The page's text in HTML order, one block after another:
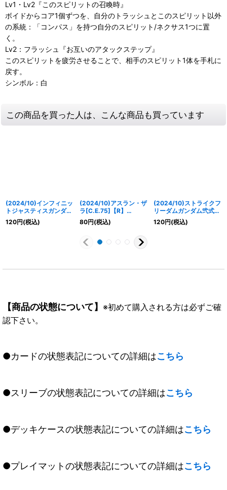
Lv1・Lv2『このスピリットの召喚時』
ボイドからコア1個ずつを、自分のトラッシュとこのスピリット以外
の系統：「コンパス」を持つ自分のスピリット/ネクサス1つに置
く。
Lv2：フラッシュ『お互いのアタックステップ』
このスピリットを疲労させることで、相手のスピリット1体を手札に
戻す。
シンボル：白
この商品を買った人は、こんな商品も買っています
(2024/10)インフィニッ
トジャスティスガンダム
弐式【X】{CBX01-
X02}《白》
120円(税込)
(2024/10)アスラン・ザ
ラ[C.E.75]【R】
{CBX01-017}《白》
80円(税込)
(2024/10)ストライクフ
リーダムガンダム弐式
【M】{CBX01-010}
《白》
120円(税込)
【商品の状態について】 ※初めて購入される方は必ずご確
認下さい。
●カードの状態表記についての詳細はこちら
●スリーブの状態表記についての詳細はこちら
●デッキケースの状態表記についての詳細はこちら
●プレイマットの状態表記についての詳細はこちら